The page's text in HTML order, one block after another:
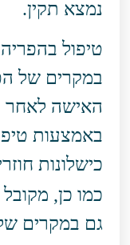
נמצא תקין.
טיפול
במקרים של
האישה לאחר
באמצעות
כישלונות
כמו כן,
גם במקרים